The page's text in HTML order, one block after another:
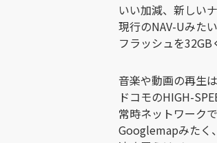
いい加減、新しい
現行のNAV-Uみた
フラッシュを32GB
音楽や動画の再生は
ドコモのHIGH-
常時ネットワーク
Googlemapみたく